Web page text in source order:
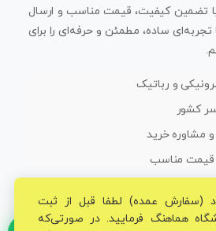
تضمین کیفیت، قیمت مناسب و ارسال
ساده، مطمئن و حرفه‌ای را برای
و رباتیک
کشور
مشاوره خرید
قیمت مناسب
(سفارش عمده) لطفا قبل از ثبت
هماهنگ فرمایید. در صورتی‌که